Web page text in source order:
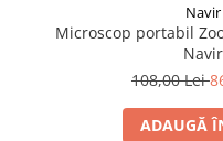
Navir
Microscop portabil
Navir
108,00 Lei
ADAUGĂ